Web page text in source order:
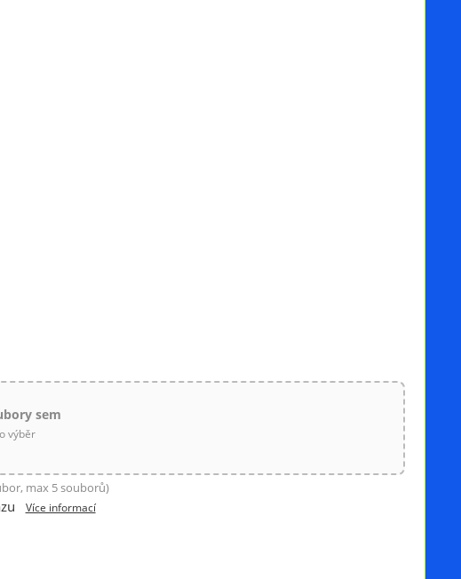
sem
výběr
max 5 souborů)
Více informací